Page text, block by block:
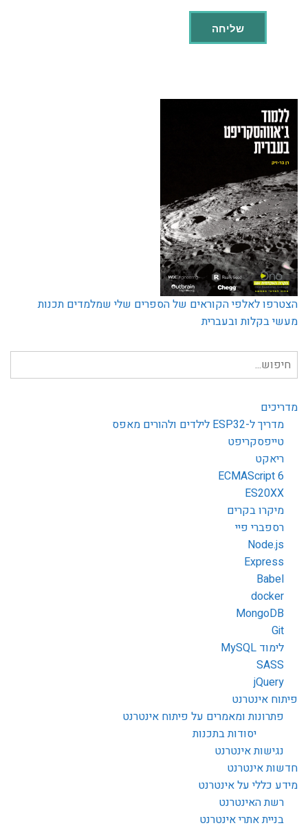
הצטרפו לאלפי הקוראים של הספרים שלי שמלמדים תכנות
מעשי בקלות ובעברית
חיפוש
עבור:
מדריכים
מדריך ל-ESP32 לילדים ולהורים מאפס
טייפסקריפט
ריאקט
ECMAScript 6
ES20XX
מיקרו בקרים
רספברי פיי
Node.js
Express
Babel
docker
MongoDB
Git
לימוד MySQL
SASS
jQuery
פיתוח אינטרנט
פתרונות ומאמרים על פיתוח אינטרנט
יסודות בתכנות
נגישות אינטרנט
חדשות אינטרנט
מידע כללי על אינטרנט
רשת האינטרנט
בניית אתרי אינטרנט